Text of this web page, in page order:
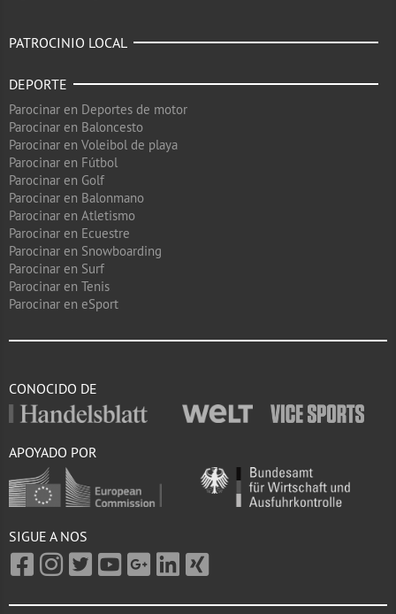
PATROCINIO LOCAL
DEPORTE
Parocinar en Deportes de motor
Parocinar en Baloncesto
Parocinar en Voleibol de playa
Parocinar en Fútbol
Parocinar en Golf
Parocinar en Balonmano
Parocinar en Atletismo
Parocinar en Ecuestre
Parocinar en Snowboarding
Parocinar en Surf
Parocinar en Tenis
Parocinar en eSport
CONOCIDO DE
APOYADO POR
SIGUE A NOS